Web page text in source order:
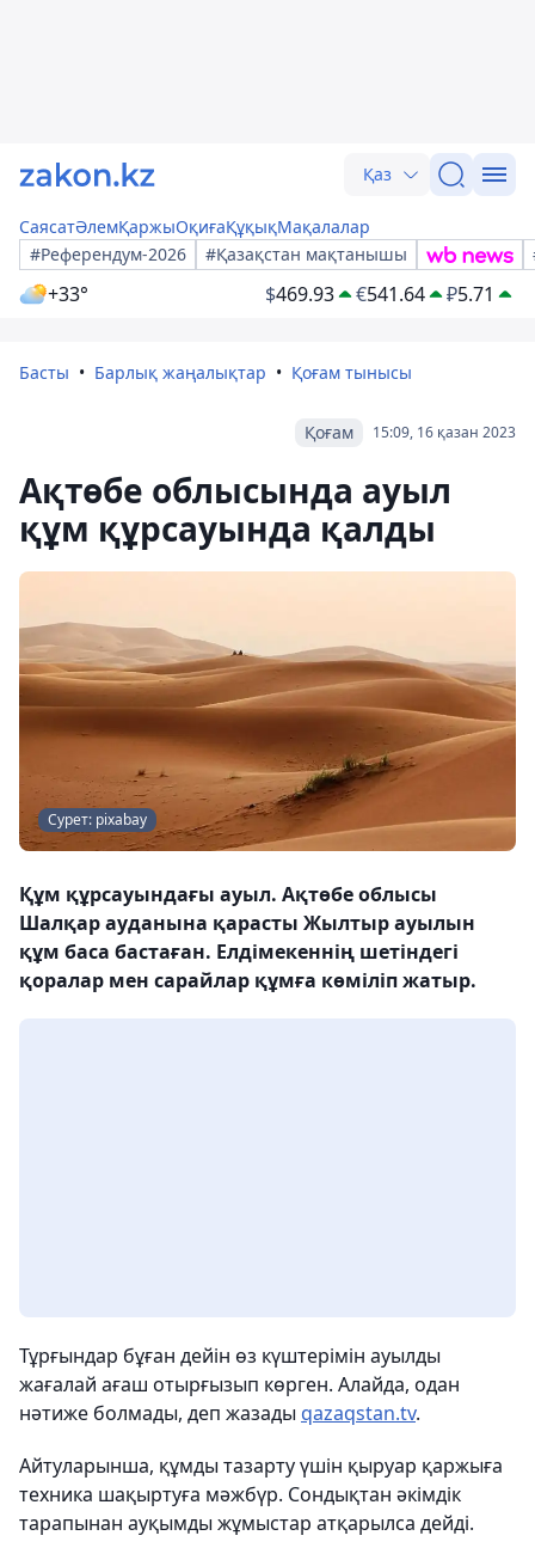
Қаз
СаясатӘлемҚаржыОқиғаҚұқықМақалалар
#Референдум-2026
#Қазақстан мақтанышы
+33° $469.93 €541.64 ₽5.71
Басты Барлық жаңалықтар Қоғам тынысы
15:09, 16 қазан 2023
Қоғам
Ақтөбе облысында ауыл
құм құрсауында қалды
Сурет: pixabay
Құм құрсауындағы ауыл. Ақтөбе облысы
Шалқар ауданына қарасты Жылтыр ауылын
құм баса бастаған. Елдімекеннің шетіндегі
қоралар мен сарайлар құмға көміліп жатыр.
Тұрғындар бұған дейін өз күштерімін ауылды
жағалай ағаш отырғызып көрген. Алайда, одан
нәтиже болмады, деп жазады qazaqstan.tv.
Айтуларынша, құмды тазарту үшін қыруар қаржыға
техника шақыртуға мәжбүр. Сондықтан әкімдік
тарапынан ауқымды жұмыстар атқарылса дейді.